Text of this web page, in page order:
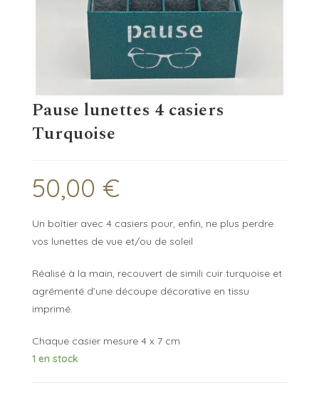
Pause lunettes 4 casiers
Turquoise
50,00 €
Un boîtier avec 4 casiers pour, enfin, ne plus perdre
vos lunettes de vue et/ou de soleil
Réalisé à la main, recouvert de simili cuir turquoise et
agrémenté d’une découpe décorative en tissu
imprimé.
Chaque casier mesure 4 x 7 cm
1 en stock